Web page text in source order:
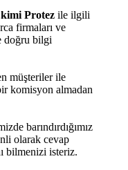
Protez ile ilgili
firmaları ve
doğru bilgi
müşteriler ile
komisyon almadan
barındırdığımız
olarak cevap
bilmenizi isteriz.